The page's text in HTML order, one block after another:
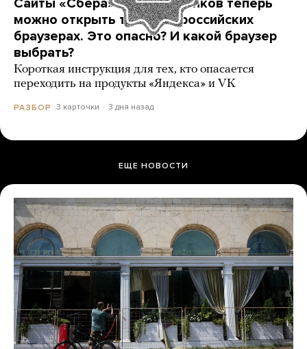
Сайты «Сбера» и других банков теперь
можно открыть только в российских
браузерах. Это опасно? И какой браузер
выбрать?
Короткая инструкция для тех, кто опасается
переходить на продукты «Яндекса» и VK
РАЗБОР 3 карточки 3 дня назад
ЕЩЕ НОВОСТИ